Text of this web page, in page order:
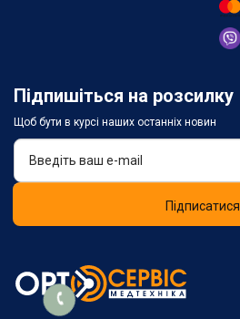
Підпишіться на розсилку
Щоб бути в курсі наших останніх новин
Підписатися